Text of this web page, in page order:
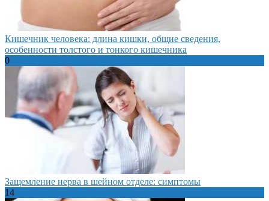
Кишечник человека: длина кишки, общие сведения,
особенности толстого и тонкого кишечника
0
Защемление нерва в шейном отделе: симптомы
14